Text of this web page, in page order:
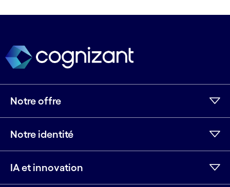
Notre offre
Notre identité
IA et innovation